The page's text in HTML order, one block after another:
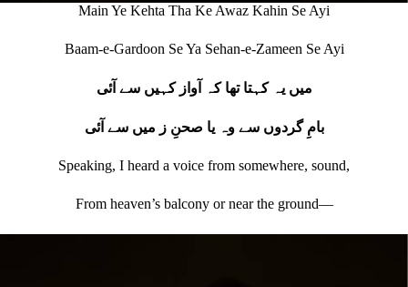
Main Ye Kehta Tha Ke Awaz Kahin Se Ayi
Baam-e-Gardoon Se Ya Sehan-e-Zameen Se Ayi
میں یہ کہتا تھا کہ آواز کہیں سے آئی
بامِ گردوں سے وہ یا صحنِ ز میں سے آئی
Speaking, I heard a voice from somewhere, sound,
From heaven’s balcony or near the ground—